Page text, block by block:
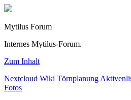
Mytilus Forum
Internes Mytilus-Forum.
Zum Inhalt
Nextcloud Wiki Törnplanung
Fotos